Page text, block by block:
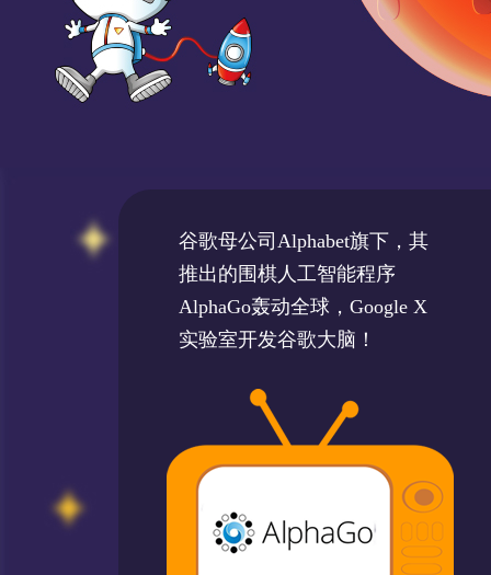
谷歌母公司Alphabet旗下，其
推出的围棋人工智能程序
AlphaGo轰动全球，Google X
实验室开发谷歌大脑！